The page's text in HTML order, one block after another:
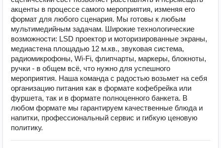
акценты в процессе самого мероприятия, изменяя его
формат для любого сценария. Мы готовы к любым
мультимедийным задачам. Широкие технологические
возможности: LSD проектор и моторизированные экраны,
медиастена площадью 12 м.кв., звуковая система,
радиомикрофоны, Wi-Fi, флипчарты, маркеры, блокноты,
ручки - в общем всё, что нужно для успешного
мероприятия. Наша команда с радостью возьмет на себя
организацию питания как в формате кофебрейка или
фуршета, так и в формате полноценного банкета. В
любом формате мы гарантируем качественные блюда и
напитки, профессиональный сервис и гибкую ценовую
политику.